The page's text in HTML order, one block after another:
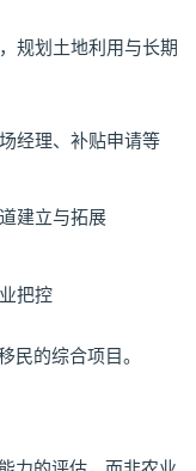
规划土地利用与长期
经理、补贴申请等
建立与拓展
把控
民的综合项目。